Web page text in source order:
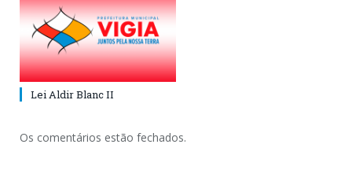
Lei Aldir Blanc II
Os comentários estão fechados.